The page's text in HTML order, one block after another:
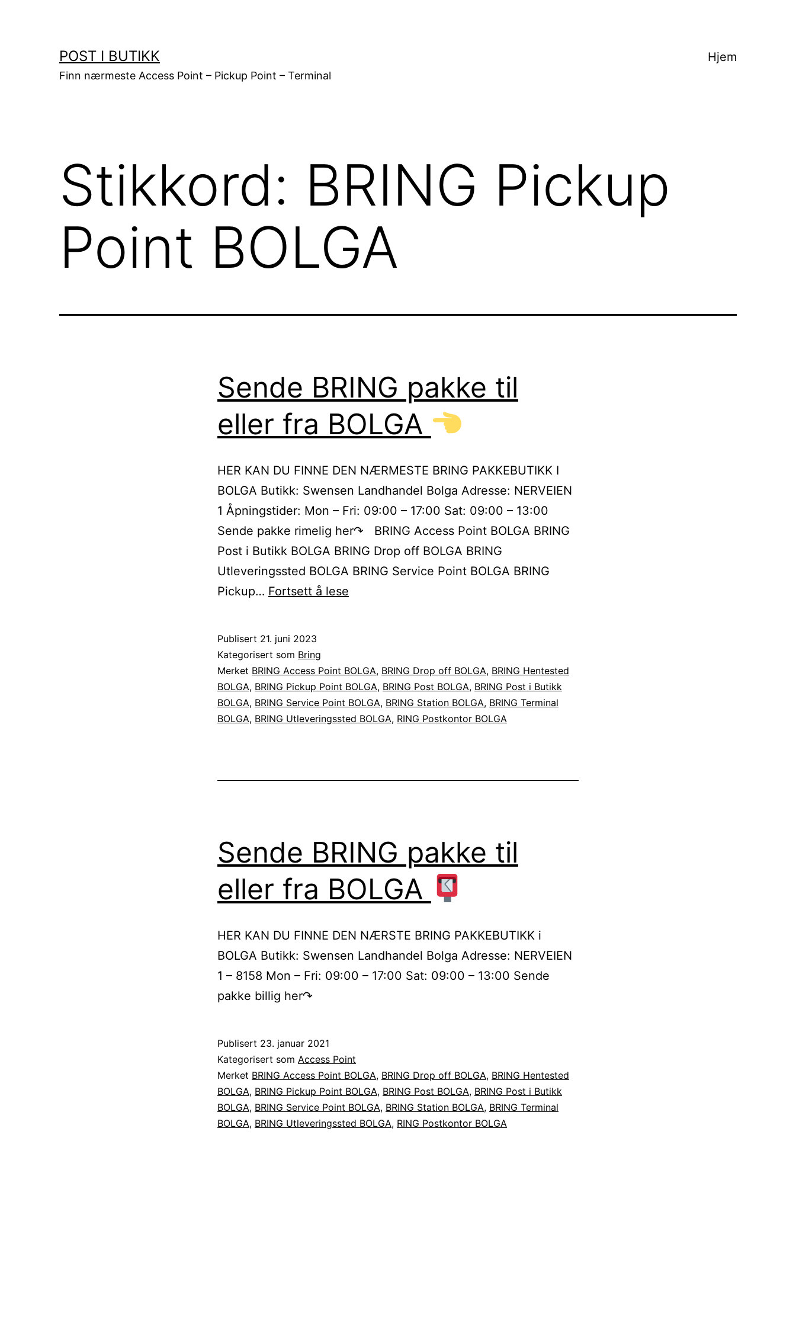
POST I BUTIKK
Finn nærmeste Access Point – Pickup Point – Terminal
Hjem
Stikkord: BRING Pickup
Point BOLGA
Sende BRING pakke til
eller fra BOLGA
HER KAN DU FINNE DEN NÆRMESTE BRING PAKKEBUTIKK I
BOLGA Butikk: Swensen Landhandel Bolga Adresse: NERVEIEN
1 Åpningstider: Mon – Fri: 09:00 – 17:00 Sat: 09:00 – 13:00
Sende pakke rimelig her↷ BRING Access Point BOLGA BRING
Post i Butikk BOLGA BRING Drop off BOLGA BRING
Utleveringssted BOLGA BRING Service Point BOLGA BRING
Pickup… Fortsett å lese
eller
fra
BOLGA
Publisert 21. juni 2023
Kategorisert som Bring
Merket BRING Access Point BOLGA, BRING Drop off BOLGA, BRING Hentested
BOLGA, BRING Pickup Point BOLGA, BRING Post BOLGA, BRING Post i Butikk
BOLGA, BRING Service Point BOLGA, BRING Station BOLGA, BRING Terminal
BOLGA, BRING Utleveringssted BOLGA, RING Postkontor BOLGA
Sende BRING pakke til
eller fra BOLGA
HER KAN DU FINNE DEN NÆRSTE BRING PAKKEBUTIKK i
BOLGA Butikk: Swensen Landhandel Bolga Adresse: NERVEIEN
1 – 8158 Mon – Fri: 09:00 – 17:00 Sat: 09:00 – 13:00 Sende
pakke billig her↷
Publisert 23. januar 2021
Kategorisert som Access Point
Merket BRING Access Point BOLGA, BRING Drop off BOLGA, BRING Hentested
BOLGA, BRING Pickup Point BOLGA, BRING Post BOLGA, BRING Post i Butikk
BOLGA, BRING Service Point BOLGA, BRING Station BOLGA, BRING Terminal
BOLGA, BRING Utleveringssted BOLGA, RING Postkontor BOLGA